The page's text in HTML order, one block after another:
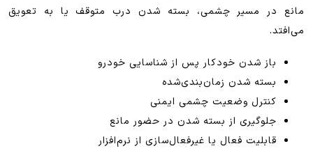
مانع در مسیر چشمی، بسته شدن درب متوقف یا به تعویق
می‌افتد.
باز شدن خودکار پس از شناسایی خودرو
بسته شدن زمان‌بندی‌شده
کنترل وضعیت چشمی ایمنی
جلوگیری از بسته شدن در حضور مانع
قابلیت فعال یا غیرفعال‌سازی از نرم‌افزار